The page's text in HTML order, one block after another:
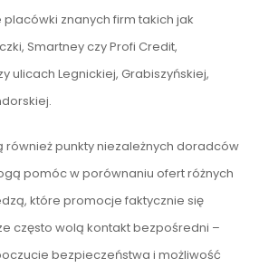
placówki znanych firm takich jak
Smartney czy Profi Credit,
ulicach Legnickiej, Grabiszyńskiej,
również punkty niezależnych doradców
pomóc w porównaniu ofert różnych
które promocje faktycznie się
często wolą kontakt bezpośredni –
bezpieczeństwa i możliwość